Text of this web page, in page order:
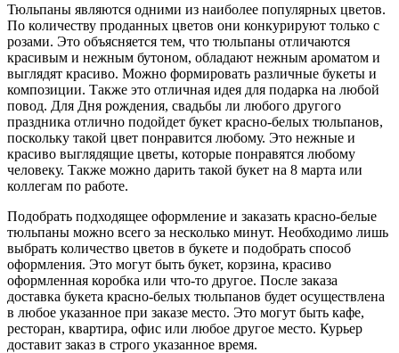
Тюльпаны являются одними из наиболее популярных цветов.
По количеству проданных цветов они конкурируют только с
розами. Это объясняется тем, что тюльпаны отличаются
красивым и нежным бутоном, обладают нежным ароматом и
выглядят красиво. Можно формировать различные букеты и
композиции. Также это отличная идея для подарка на любой
повод. Для Дня рождения, свадьбы ли любого другого
праздника отлично подойдет букет красно-белых тюльпанов,
поскольку такой цвет понравится любому. Это нежные и
красиво выглядящие цветы, которые понравятся любому
человеку. Также можно дарить такой букет на 8 марта или
коллегам по работе.
Подобрать подходящее оформление и заказать красно-белые
тюльпаны можно всего за несколько минут. Необходимо лишь
выбрать количество цветов в букете и подобрать способ
оформления. Это могут быть букет, корзина, красиво
оформленная коробка или что-то другое. После заказа
доставка букета красно-белых тюльпанов будет осуществлена
в любое указанное при заказе место. Это могут быть кафе,
ресторан, квартира, офис или любое другое место. Курьер
доставит заказ в строго указанное время.